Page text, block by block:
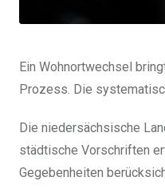
Ein Wohnortwechsel
Prozess. Die
Die niedersächsische
städtische Vorschriften
Gegebenheiten